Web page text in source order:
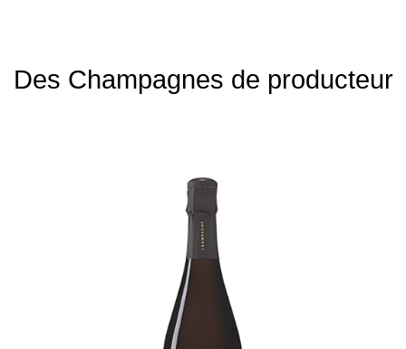
Des Champagnes de producteur